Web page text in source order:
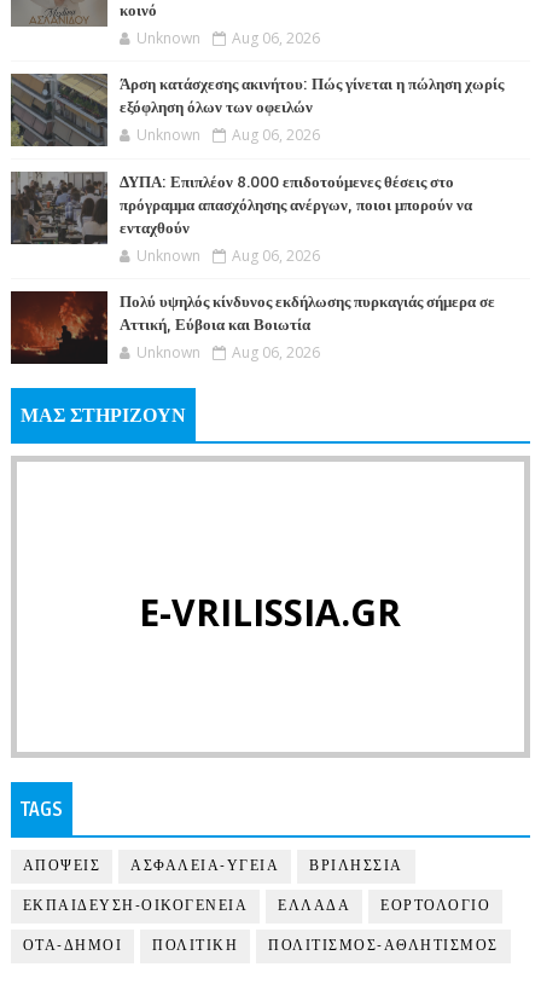
κοινό
Unknown Aug 06, 2026
Άρση κατάσχεσης ακινήτου: Πώς γίνεται η πώληση χωρίς
εξόφληση όλων των οφειλών
Unknown Aug 06, 2026
ΔΥΠΑ: Επιπλέον 8.000 επιδοτούμενες θέσεις στο
πρόγραμμα απασχόλησης ανέργων, ποιοι μπορούν να
ενταχθούν
Unknown Aug 06, 2026
Πολύ υψηλός κίνδυνος εκδήλωσης πυρκαγιάς σήμερα σε
Αττική, Εύβοια και Βοιωτία
Unknown Aug 06, 2026
ΜΑΣ ΣΤΗΡΙΖΟΥΝ
E-VRILISSIA.GR
TAGS
ΑΠΟΨΕΙΣ ΑΣΦΑΛΕΙΑ-ΥΓΕΙΑ ΒΡΙΛΗΣΣΙΑ
ΕΚΠΑΙΔΕΥΣΗ-ΟΙΚΟΓΕΝΕΙΑ ΕΛΛΑΔΑ ΕΟΡΤΟΛΟΓΙΟ
ΟΤΑ-ΔΗΜΟΙ ΠΟΛΙΤΙΚΗ ΠΟΛΙΤΙΣΜΟΣ-ΑΘΛΗΤΙΣΜΟΣ